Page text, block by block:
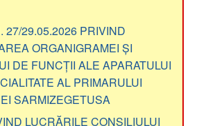
27/29.05.2026 PRIVIND
ORGANIGRAMEI ȘI
DE FUNCȚII ALE APARATULUI
AL PRIMARULUI
SARMIZEGETUSA
LUCRĂRILE CONSILIULUI